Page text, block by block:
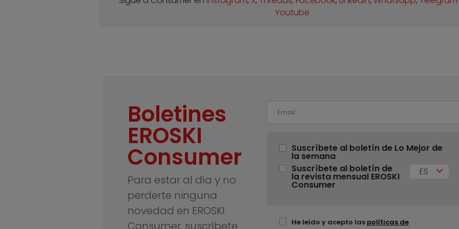
Youtube
Boletines
EROSKI
Consumer
Para estar al día y no
perderte ninguna
novedad en EROSKI
Suscríbete al boletín de Lo Mejor de
la semana
Suscríbete al boletín de
la revista mensual EROSKI
Consumer
ES
He leído y acepto las políticas de